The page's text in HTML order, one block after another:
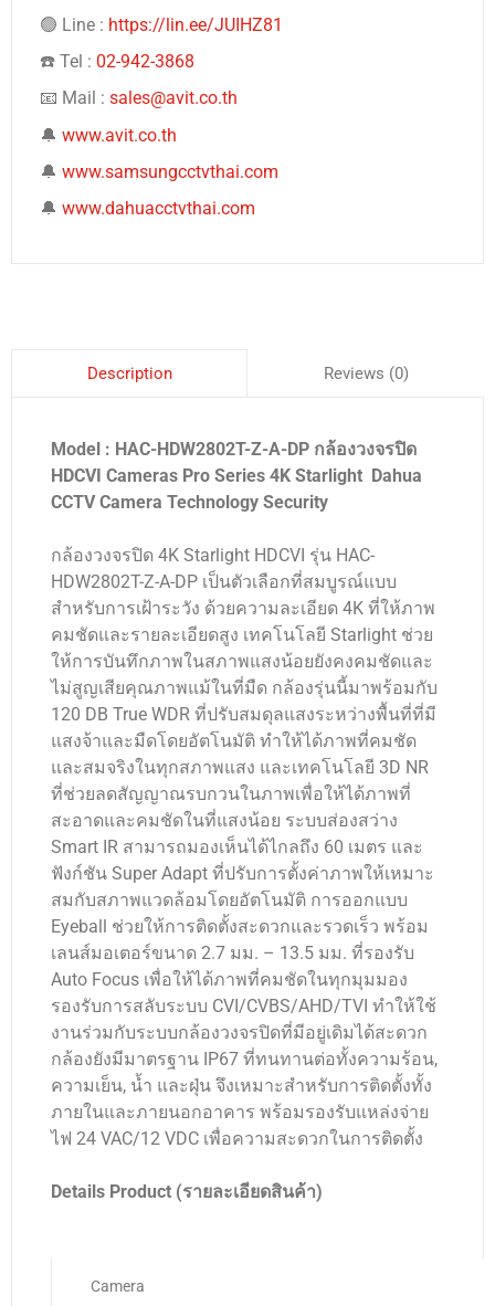
🟢 Line : https://lin.ee/JUIHZ81
☎️ Tel : 02-942-3868
📧 Mail : sales@avit.co.th
🔔 www.avit.co.th
🔔 www.samsungcctvthai.com
🔔 www.dahuacctvthai.com
Description Reviews (0)
Model : HAC-HDW2802T-Z-A-DP กล้องวงจรปิด
HDCVI Cameras Pro Series 4K Starlight Dahua
CCTV Camera Technology Security
กล้องวงจรปิด 4K Starlight HDCVI รุ่น HAC-
HDW2802T-Z-A-DP เป็นตัวเลือกที่สมบูรณ์แบบ
สำหรับการเฝ้าระวัง ด้วยความละเอียด 4K ที่ให้ภาพ
คมชัดและรายละเอียดสูง เทคโนโลยี Starlight ช่วย
ให้การบันทึกภาพในสภาพแสงน้อยยังคงคมชัดและ
ไม่สูญเสียคุณภาพแม้ในที่มืด กล้องรุ่นนี้มาพร้อมกับ
120 DB True WDR ที่ปรับสมดุลแสงระหว่างพื้นที่ที่มี
แสงจ้าและมืดโดยอัตโนมัติ ทำให้ได้ภาพที่คมชัด
และสมจริงในทุกสภาพแสง และเทคโนโลยี 3D NR
ที่ช่วยลดสัญญาณรบกวนในภาพเพื่อให้ได้ภาพที่
สะอาดและคมชัดในที่แสงน้อย ระบบส่องสว่าง
Smart IR สามารถมองเห็นได้ไกลถึง 60 เมตร และ
ฟังก์ชัน Super Adapt ที่ปรับการตั้งค่าภาพให้เหมาะ
สมกับสภาพแวดล้อมโดยอัตโนมัติ การออกแบบ
Eyeball ช่วยให้การติดตั้งสะดวกและรวดเร็ว พร้อม
เลนส์มอเตอร์ขนาด 2.7 มม. – 13.5 มม. ที่รองรับ
Auto Focus เพื่อให้ได้ภาพที่คมชัดในทุกมุมมอง
รองรับการสลับระบบ CVI/CVBS/AHD/TVI ทำให้ใช้
งานร่วมกับระบบกล้องวงจรปิดที่มีอยู่เดิมได้สะดวก
กล้องยังมีมาตรฐาน IP67 ที่ทนทานต่อทั้งความร้อน,
ความเย็น, น้ำ และฝุ่น จึงเหมาะสำหรับการติดตั้งทั้ง
ภายในและภายนอกอาคาร พร้อมรองรับแหล่งจ่าย
ไฟ 24 VAC/12 VDC เพื่อความสะดวกในการติดตั้ง
Details Product (รายละเอียดสินค้า)
Camera